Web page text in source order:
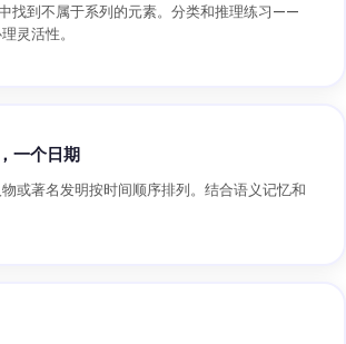
找到不属于系列的元素。分类和推理练习——
灵活性。
一个日期
或著名发明按时间顺序排列。结合语义记忆和